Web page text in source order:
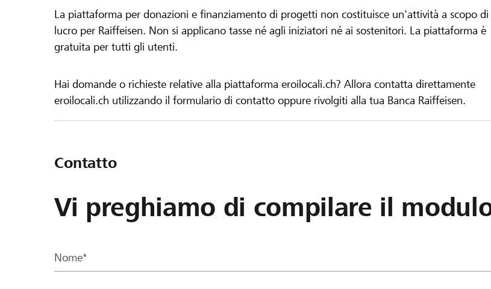
La piattaforma per donazioni e finanziamento di progetti non costituisce un'attività a scopo di
lucro per Raiffeisen. Non si applicano tasse né agli iniziatori né ai sostenitori. La piattaforma è
gratuita per tutti gli utenti.
Hai domande o richieste relative alla piattaforma eroilocali.ch? Allora contatta direttamente
eroilocali.ch utilizzando il formulario di contatto oppure rivolgiti alla tua Banca Raiffeisen.
Contatto
Vi preghiamo di compilare il
Nome*